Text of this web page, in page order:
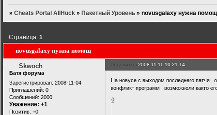
»Cheats Portal AllHuck » Пакетный Уровень »novusgalaxy нужна помощ
novusgalaxy нужна помощ
Страница:1
Поделиться2008-11-11 10:21:14
Skwoch
Батя форума
Зарегистрирован: 2008-11-04
Приглашений: 0
Сообщений: 2000
Уважение: +1
Позитив: +0
На новусе с выходом последнего патчя ,
конфликт программ , возможноли както
0